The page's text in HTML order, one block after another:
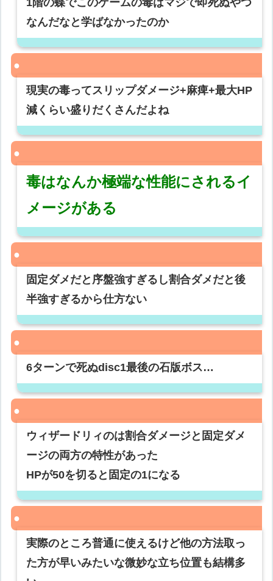
1階の蝶でこのゲームの毒はマジで即死ぬやつ
なんだなと学ばなかったのか
現実の毒ってスリップダメージ+麻痺+最大HP
減くらい盛りだくさんだよね
毒はなんか極端な性能にされるイ
メージがある
固定ダメだと序盤強すぎるし割合ダメだと後
半強すぎるから仕方ない
6ターンで死ぬdisc1最後の石版ボス…
ウィザードリィのは割合ダメージと固定ダメ
ージの両方の特性があった
HPが50を切ると固定の1になる
実際のところ普通に使えるけど他の方法取っ
た方が早いみたいな微妙な立ち位置も結構多